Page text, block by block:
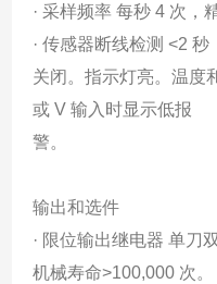
· 采样频率 每秒 4 次，
· 传感器断线检测 <2
关闭。指示灯亮。温度
或 V 输入时显示低报
警。
输出和选件
· 限位输出继电器 单刀
机械寿命>100,000 次。